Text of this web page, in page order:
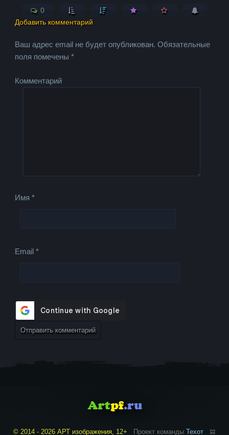
0
Добавить комментарий
Ваш адрес email не будет опубликован. Обязательные
поля помечены*
Комментарий
Имя*
Email*
© 2014 - 2026 АРТ изображения, 12+ Проект команды Техот 𝌴